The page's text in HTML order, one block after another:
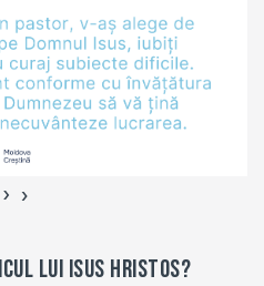
‹ ›
lui Isus Hristos?